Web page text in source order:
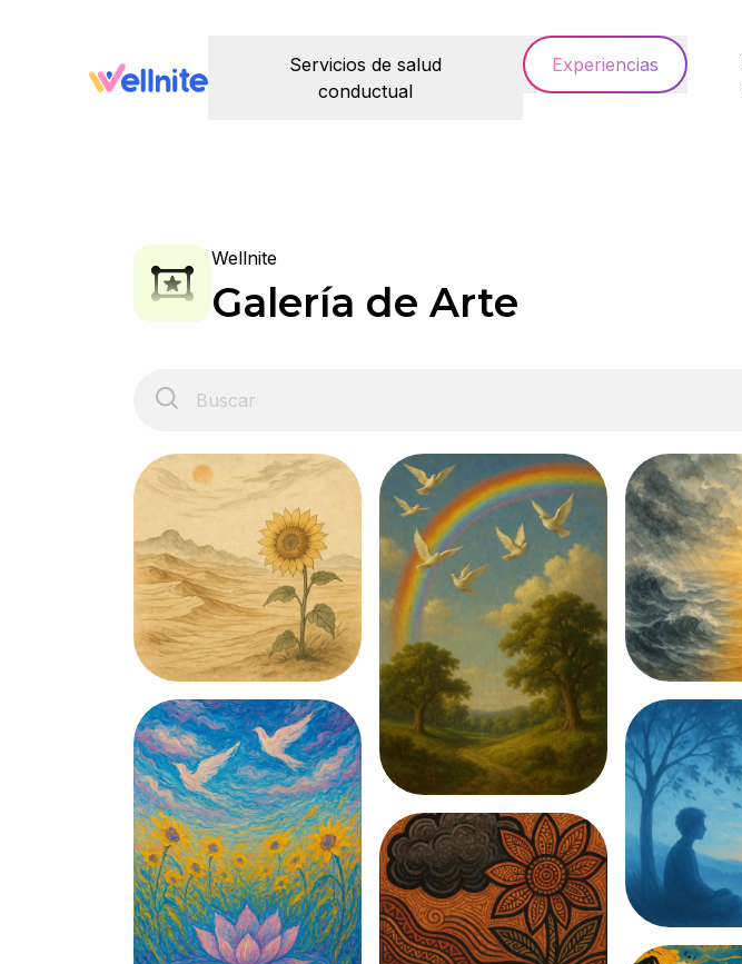
Servicios de salud
conductual
Experiencias
Wellnite
Galería de Arte